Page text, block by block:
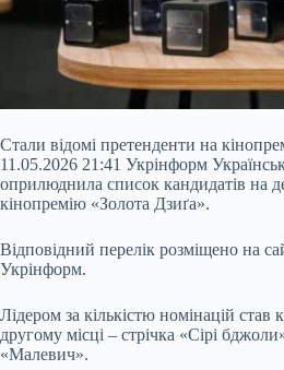
Стали відомі претенденти на
11.05.2026 21:41 Укрінформ
оприлюднила список кандидатів на
кінопремію «Золота Дзиґа».
Відповідний перелік розміщено на
Укрінформ.
Лідером за кількістю номінацій
другому місці – стрічка «Сірі
«Малевич».